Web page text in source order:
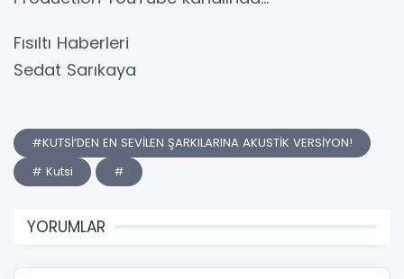
Fısıltı Haberleri
Sedat Sarıkaya
#KUTSİ’DEN EN SEVİLEN ŞARKILARINA AKUSTİK VERSİYON!
# Kutsi
#
YORUMLAR